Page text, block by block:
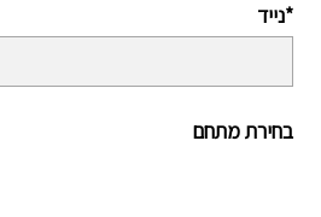
נייד*
בחירת מתחם